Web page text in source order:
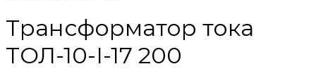
Трансформатор тока
ТОЛ-10-I-17 200